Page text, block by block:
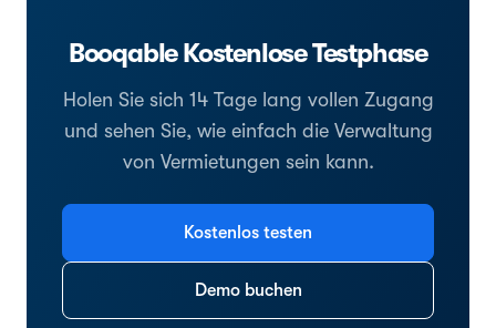
Booqable Kostenlose Testphase
Holen Sie sich 14 Tage lang vollen Zugang
und sehen Sie, wie einfach die Verwaltung
von Vermietungen sein kann.
Kostenlos testen
Demo buchen